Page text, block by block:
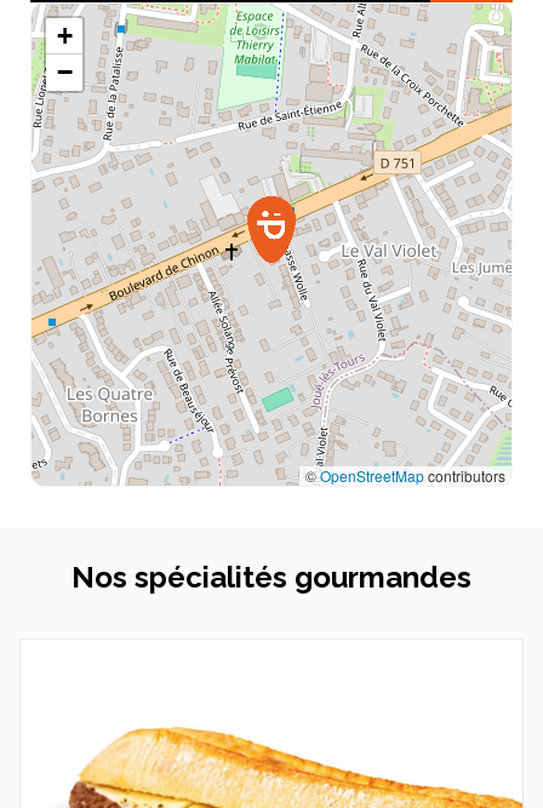
07:00 - 20:00
Jeudi
07:00 - 20:00
Vendredi
07:00 - 20:00
Samedi
07:00 - 20:00
Dimanche
07:00 - 20:00
+
−
©OpenStreetMapcontributors
Nos spécialités gourmandes